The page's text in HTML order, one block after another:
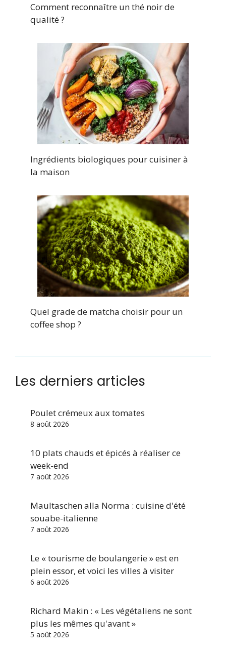
Comment reconnaître un thé noir de
qualité ?
Ingrédients biologiques pour cuisiner à
la maison
Quel grade de matcha choisir pour un
coffee shop ?
Les derniers articles
Poulet crémeux aux tomates
8 août 2026
10 plats chauds et épicés à réaliser ce
week-end
7 août 2026
Maultaschen alla Norma : cuisine d'été
souabe-italienne
7 août 2026
Le « tourisme de boulangerie » est en
plein essor, et voici les villes à visiter
6 août 2026
Richard Makin : « Les végétaliens ne sont
plus les mêmes qu'avant »
5 août 2026